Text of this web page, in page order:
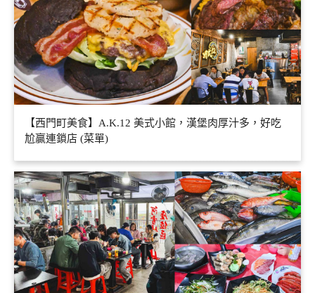
【西門町美食】A.K.12 美式小館，漢堡肉厚汁多，好吃
尬贏連鎖店 (菜單)